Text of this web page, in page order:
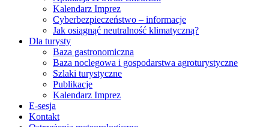
Kalendarz Imprez
Cyberbezpieczeństwo – informacje
Jak osiągnąć neutralność klimatyczną?
Dla turysty
Baza gastronomiczna
Baza noclegowa i gospodarstwa agroturystyczne
Szlaki turystyczne
Publikacje
Kalendarz Imprez
E-sesja
Kontakt